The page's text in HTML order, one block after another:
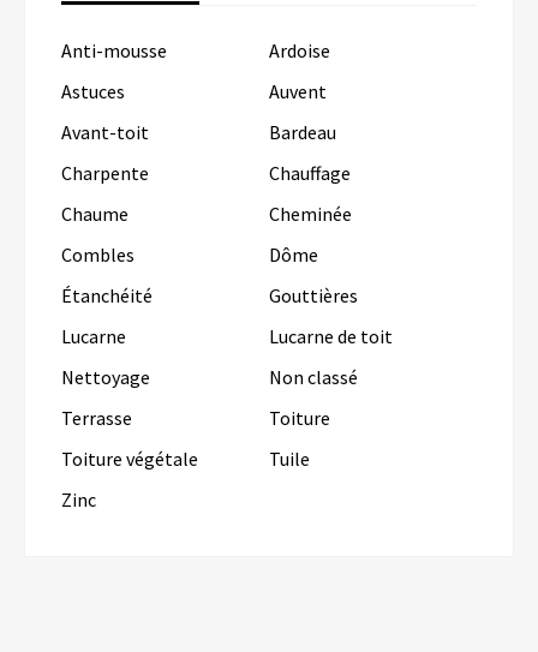
Anti-mousse
Ardoise
Astuces
Auvent
Avant-toit
Bardeau
Charpente
Chauffage
Chaume
Cheminée
Combles
Dôme
Étanchéité
Gouttières
Lucarne
Lucarne de toit
Nettoyage
Non classé
Terrasse
Toiture
Toiture végétale
Tuile
Zinc